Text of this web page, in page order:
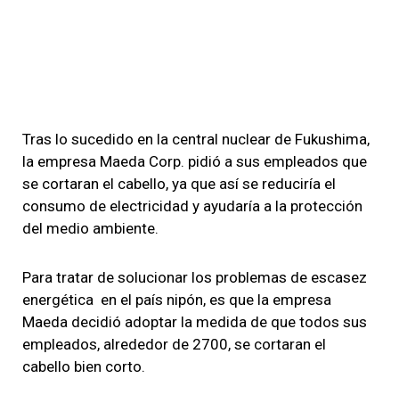
Tras lo sucedido en la central nuclear de Fukushima,
la empresa Maeda Corp. pidió a sus empleados que
se cortaran el cabello, ya que así se reduciría el
consumo de electricidad y ayudaría a la protección
del medio ambiente.
Para tratar de solucionar los problemas de escasez
energética en el país nipón, es que la empresa
Maeda decidió adoptar la medida de que todos sus
empleados, alrededor de 2700, se cortaran el
cabello bien corto.